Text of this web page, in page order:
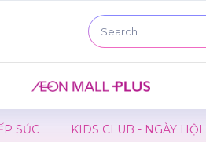
KIDS CLUB - NGÀY HỘI CỦA BÉ